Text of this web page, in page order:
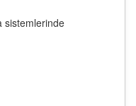
sistemlerinde